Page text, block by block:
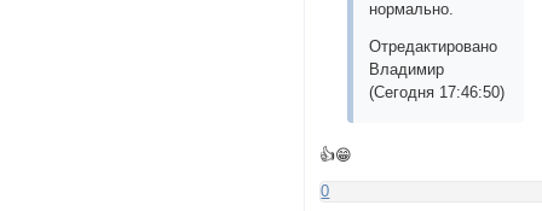
нормально.
Отредактировано
Владимир
(Сегодня 17:46:50)
👍😁
0